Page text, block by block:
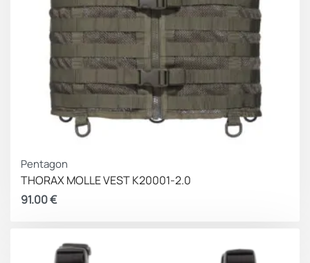
Pentagon
THORAX MOLLE VEST K20001-2.0
91.00€